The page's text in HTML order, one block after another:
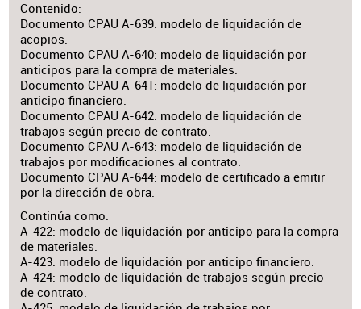
Contenido:
Documento CPAU A-639: modelo de liquidación de
acopios.
Documento CPAU A-640: modelo de liquidación por
anticipos para la compra de materiales.
Documento CPAU A-641: modelo de liquidación por
anticipo financiero.
Documento CPAU A-642: modelo de liquidación de
trabajos según precio de contrato.
Documento CPAU A-643: modelo de liquidación de
trabajos por modificaciones al contrato.
Documento CPAU A-644: modelo de certificado a emitir
por la dirección de obra.
Continúa como:
A-422: modelo de liquidación por anticipo para la compra
de materiales.
A-423: modelo de liquidación por anticipo financiero.
A-424: modelo de liquidación de trabajos según precio
de contrato.